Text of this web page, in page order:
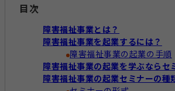
キーワードからコラムを探す
記録 帳票作成 電子
目次
障害福祉事業とは？
障害福祉事業を起業するには？
障害福祉事業の起業の手順
障害福祉事業の起業を学ぶならセ
障害福祉事業の起業セミナーの種